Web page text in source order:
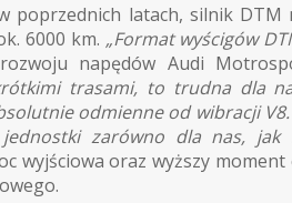
poprzednich latach, silnik DTM
6000 km. „Format wyścigów
napędów Audi
trasami, to trudna dla
odmienne od wibracji
zarówno dla nas, jak
wyjściowa oraz wyższy